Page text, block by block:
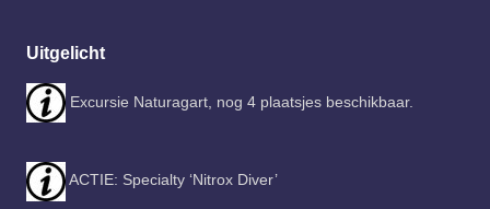
Uitgelicht
Excursie Naturagart, nog 4 plaatsjes beschikbaar.
ACTIE: Specialty ‘Nitrox Diver’